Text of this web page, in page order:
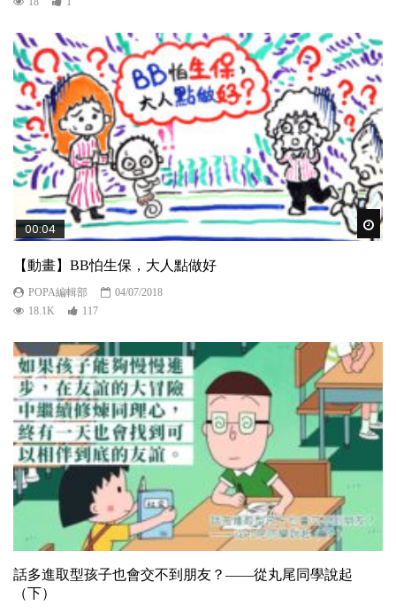
00:04
【動畫】BB怕生保，大人點做好
POPA編輯部
04/07/2018
18.1K
117
話多進取型孩子也會交不到朋友？——從丸尾同學說起
（下）